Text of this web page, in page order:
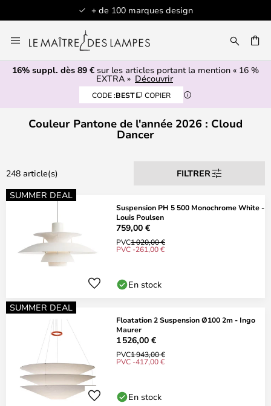
de 100 marques design
au
contenu
16% suppl. dès 89 € sur les articles portant la mention « 16 %
EXTRA » Découvrir
CODE :BEST COPIER
Couleur Pantone de l'année 2026 : Cloud
Dancer
248 article(s)
FILTRER
SUMMER DEAL
Suspension PH 5 500 Monochrome White -
Louis Poulsen
759,00 €
PVC1 020,00 €
PVC -261,00 €
En stock
SUMMER DEAL
Floatation 2 Suspension Ø100 2m - Ingo
Maurer
1 526,00 €
PVC1 943,00 €
PVC -417,00 €
En stock